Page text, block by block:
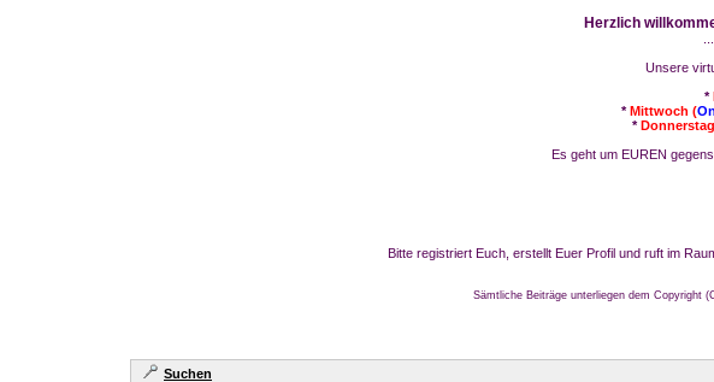
Herzlich
Unsere
*
*Mittwoch (
*
Es geht um EUREN
Bitte registriert Euch, erstellt Euer Profil und ruft im
Sämtliche Beiträge unterliegen dem Copyright
Suchen